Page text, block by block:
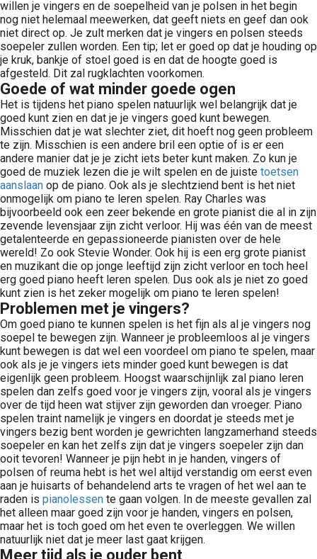
willen je vingers en de soepelheid van je polsen in het begin
nog niet helemaal meewerken, dat geeft niets en geef dan ook
niet direct op. Je zult merken dat je vingers en polsen steeds
soepeler zullen worden. Een tip; let er goed op dat je houding op
je kruk, bankje of stoel goed is en dat de hoogte goed is
afgesteld. Dit zal rugklachten voorkomen.
Goede of wat minder goede ogen
Het is tijdens het piano spelen natuurlijk wel belangrijk dat je
goed kunt zien en dat je je vingers goed kunt bewegen.
Misschien dat je wat slechter ziet, dit hoeft nog geen probleem
te zijn. Misschien is een andere bril een optie of is er een
andere manier dat je je zicht iets beter kunt maken. Zo kun je
goed de muziek lezen die je wilt spelen en de juiste toetsen
aanslaan op de piano. Ook als je slechtziend bent is het niet
onmogelijk om piano te leren spelen. Ray Charles was
bijvoorbeeld ook een zeer bekende en grote pianist die al in zijn
zevende levensjaar zijn zicht verloor. Hij was één van de meest
getalenteerde en gepassioneerde pianisten over de hele
wereld! Zo ook Stevie Wonder. Ook hij is een erg grote pianist
en muzikant die op jonge leeftijd zijn zicht verloor en toch heel
erg goed piano heeft leren spelen. Dus ook als je niet zo goed
kunt zien is het zeker mogelijk om piano te leren spelen!
Problemen met je vingers?
Om goed piano te kunnen spelen is het fijn als al je vingers nog
soepel te bewegen zijn. Wanneer je probleemloos al je vingers
kunt bewegen is dat wel een voordeel om piano te spelen, maar
ook als je je vingers iets minder goed kunt bewegen is dat
eigenlijk geen probleem. Hoogst waarschijnlijk zal piano leren
spelen dan zelfs goed voor je vingers zijn, vooral als je vingers
over de tijd heen wat stijver zijn geworden dan vroeger. Piano
spelen traint namelijk je vingers en doordat je steeds met je
vingers bezig bent worden je gewrichten langzamerhand steeds
soepeler en kan het zelfs zijn dat je vingers soepeler zijn dan
ooit tevoren! Wanneer je pijn hebt in je handen, vingers of
polsen of reuma hebt is het wel altijd verstandig om eerst even
aan je huisarts of behandelend arts te vragen of het wel aan te
raden is pianolessen te gaan volgen. In de meeste gevallen zal
het alleen maar goed zijn voor je handen, vingers en polsen,
maar het is toch goed om het even te overleggen. We willen
natuurlijk niet dat je meer last gaat krijgen.
Meer tijd als je ouder bent